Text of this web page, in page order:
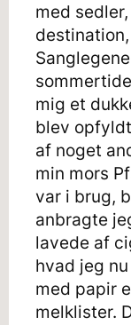
med
mig et
blev
af noget
min mors
var i brug,
anbragte
lavede af
hvad jeg
med papir
melklister.